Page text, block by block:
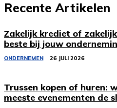
Recente Artikelen
Zakelijk krediet of
beste bij jouw
ONDERNEMEN 26 JULI 2026
Trussen kopen of huren:
meeste evenementen de